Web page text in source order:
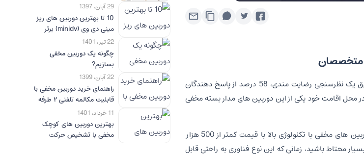
احساس می کنید تحت نظر هستید؟ به شهود خود اعتماد کنید، آن را نادیده نگیرید. طبق یک نظرسنجی رضایت مندی، 58 درصد از پاسخ دهندگان
های مخفی در مسافر خانه ها هستند. علاوه بر این، 11٪ در واقع در محل اقامت خود یکی از این دوربین های مدار بسته مخفی
برای جاسوسی از مردم هرگز قانونی نبوده است. دوربین های مخفی با تکنولوژی بالا با قیمت کمتر از 500 هزار
محتاط باشید، زمانی که این نوع فناوری به راحتی قابل
29 آبان، 1397
10 تا بهترین دوربین های ریز
مینی دی وی (minidv) برتر
جهان
22 تیر، 1401
چگونه یک دوربین مخفی
بسازیم?
22 آبان، 1399
راهنمای خرید دوربین مخفی با
قابلیت مکالمه تلفنی ۲ طرفه
11 خرداد، 1401
بهترین دوربین های کوچک
مخفی با تشخیص حرکت